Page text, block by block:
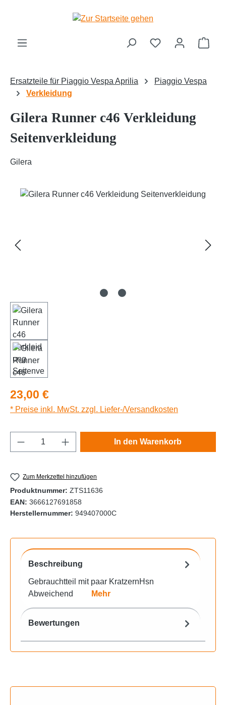
Zum Hauptinhalt springen
Ersatzteile für Piaggio Vespa Aprilia
Piaggio Vespa
Verkleidung
Gilera Runner c46 Verkleidung
Seitenverkleidung
Gilera
Bildergalerie überspringen
Regulärer Preis:
23,00 €
* Preise inkl. MwSt. zzgl. Liefer-/Versandkosten
Produkt Anzahl: Gib den gewünschten
In den Warenkorb
Zum Merkzettel hinzufügen
Produktnummer: ZTS11636
EAN: 3666127691858
Herstellernummer: 949407000C
Beschreibung
Gebrauchtteil mit paar KratzernHsn
Abweichend
Mehr
Bewertungen